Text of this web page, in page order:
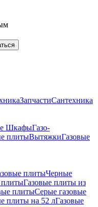
ЗапчастиСантехника
ШкафыГазо-
плитыВытяжкиГазовые
плитыЧерные
плитыГазовые плиты из
плитыСерые газовые
плиты на 52 лГазовые